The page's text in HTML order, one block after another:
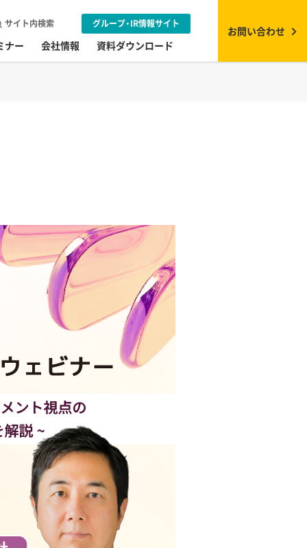
ナー 会社情報 資料ダウンロード
サイト内検索 グループ・IR情報サイト
お問い合わせ